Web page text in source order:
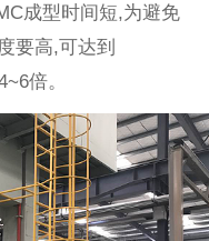
成型时间短,为避免
要高,可达到
倍。